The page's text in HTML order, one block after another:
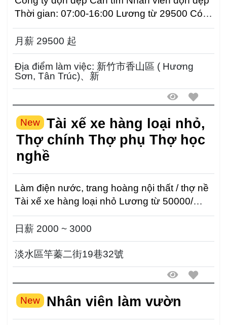
Thời gian: 07:00-16:00 Lương từ 29500 Có
BHLD BHYT...
月薪 29500 起
Địa điểm làm việc: 新竹市香山區 ( Hương
Sơn, Tân Trúc)、新
New
Tài xế xe hàng loại nhỏ,
Thợ chính Thợ phụ Thợ học
nghề
Làm điện nước, trang hoàng nội thất / thợ nề
Tài xế xe hàng loại nhỏ Lương từ 50000/
tháng Cần b...
日薪 2000 ~ 3000
淡水區竿蓁二街19巷32號
New Nhân viên làm vườn